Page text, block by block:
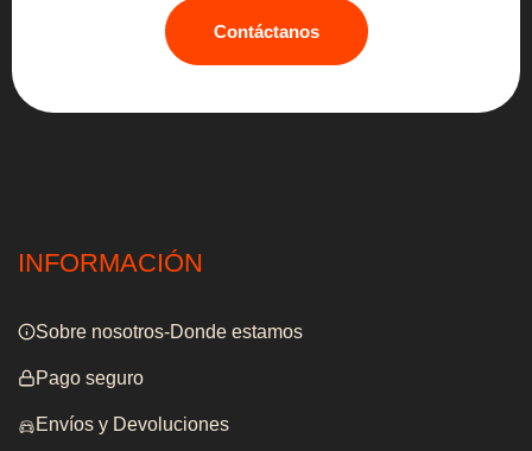
Contáctanos
INFORMACIÓN
Sobre nosotros-Donde estamos
Pago seguro
Envíos y Devoluciones